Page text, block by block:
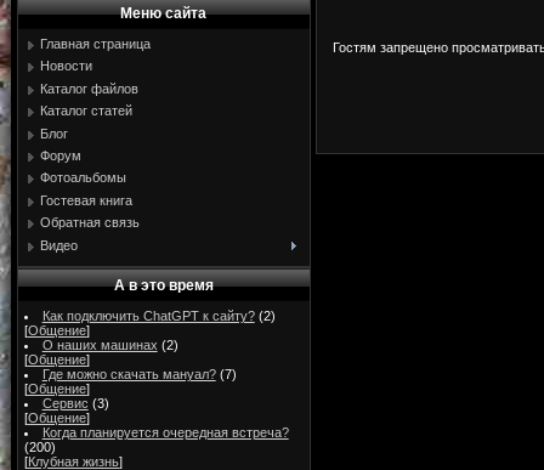
Меню сайта
Главная страница
Новости
Каталог файлов
Каталог статей
Блог
Форум
Фотоальбомы
Гостевая книга
Обратная связь
Видео
А в это время
Как подключить ChatGPT к сайту? (2)
[Общение]
О наших машинах (2)
[Общение]
Где можно скачать мануал? (7)
[Общение]
Сервис (3)
[Общение]
Когда планируется очередная встреча?
(200)
[Клубная жизнь]
Гостям запрещено